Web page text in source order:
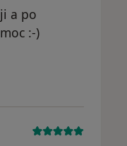
a po
:-)